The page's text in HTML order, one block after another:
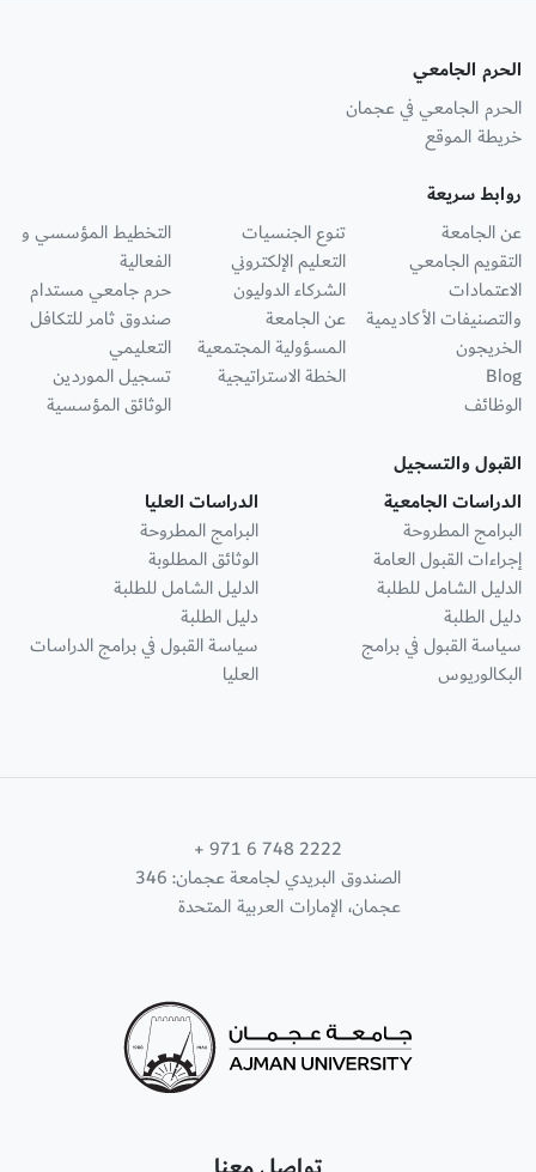
الحرم الجامعي
الحرم الجامعي في عجمان
خريطة الموقع
روابط سريعة
عن الجامعة
التقويم الجامعي
الاعتمادات
والتصنيفات الأكاديمية
الخريجون
Blog
الوظائف
تنوع الجنسيات
التعليم الإلكتروني
الشركاء الدوليون
عن الجامعة
المسؤولية المجتمعية
الخطة الاستراتيجية
التخطيط المؤسسي و
الفعالية
حرم جامعي مستدام
صندوق ثامر للتكافل
التعليمي
تسجيل الموردين
الوثائق المؤسسية
القبول والتسجيل
الدراسات الجامعية
البرامج المطروحة
إجراءات القبول العامة
الدليل الشامل للطلبة
دليل الطلبة
سياسة القبول في برامج
البكالوريوس
الدراسات العليا
البرامج المطروحة
الوثائق المطلوبة
الدليل الشامل للطلبة
دليل الطلبة
سياسة القبول في برامج الدراسات
العليا
+ 971 6 748 2222
الصندوق البريدي لجامعة عجمان: 346
عجمان، الإمارات العربية المتحدة